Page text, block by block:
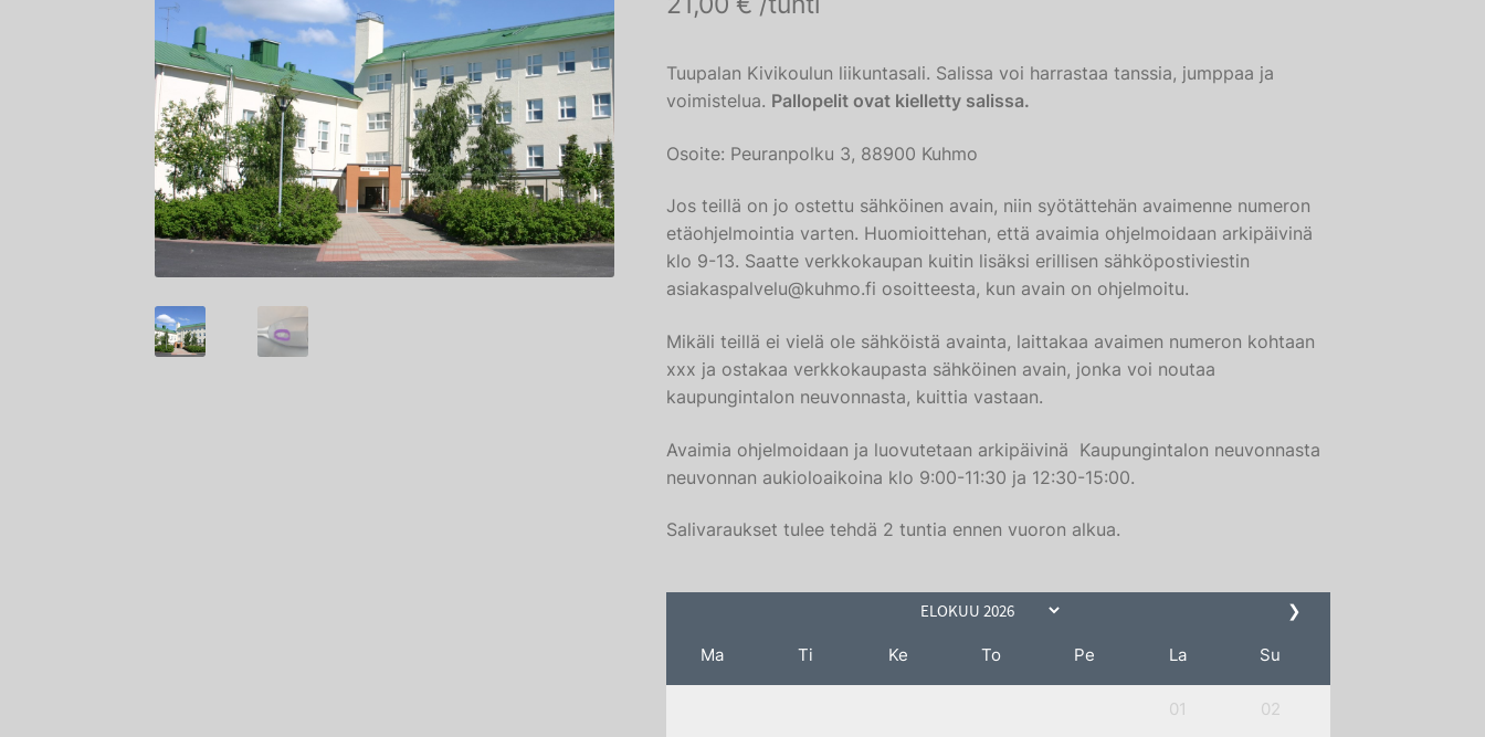
Tuupalan Kivikoulun liikuntasali. Salissa voi harrastaa tanssia, jumppaa ja
voimistelua. Pallopelit ovat kielletty salissa.
Osoite: Peuranpolku 3, 88900 Kuhmo
Jos teillä on jo ostettu sähköinen avain, niin syötättehän avaimenne numeron
etäohjelmointia varten. Huomioittehan, että avaimia ohjelmoidaan arkipäivinä
klo 9-13. Saatte verkkokaupan kuitin lisäksi erillisen sähköpostiviestin
asiakaspalvelu@kuhmo.fi osoitteesta, kun avain on ohjelmoitu.
Mikäli teillä ei vielä ole sähköistä avainta, laittakaa avaimen numeron kohtaan
xxx ja ostakaa verkkokaupasta sähköinen avain, jonka voi noutaa
kaupungintalon neuvonnasta, kuittia vastaan.
Avaimia ohjelmoidaan ja luovutetaan arkipäivinä Kaupungintalon neuvonnasta
neuvonnan aukioloaikoina klo 9:00-11:30 ja 12:30-15:00.
Salivaraukset tulee tehdä 2 tuntia ennen vuoron alkua.
❯
Ma Ti Ke To Pe La Su
01
02